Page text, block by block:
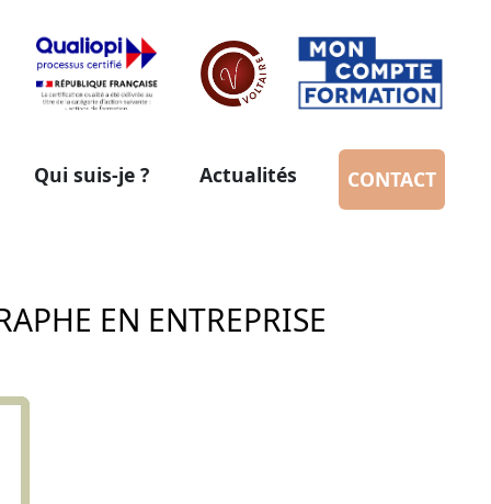
Qui suis-je ? Actualités CONTACT
EN ENTREPRISE